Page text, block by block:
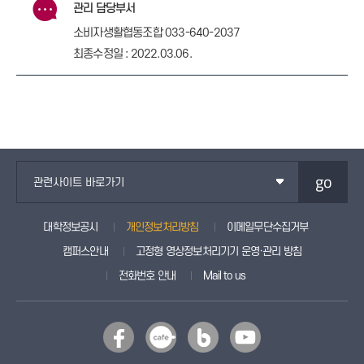
관리 담당부서
소비자생활협동조합 033-640-2037
최종수정일 : 2022.03.06.
관련사이트 바로가기 go
대학정보공시 개인정보처리방침
이메일무단수집거부
캠퍼스안내
고정형 영상정보처리기기 운영·관리 방침
전화번호 안내
Mail to us